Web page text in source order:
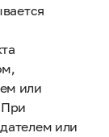
или
или